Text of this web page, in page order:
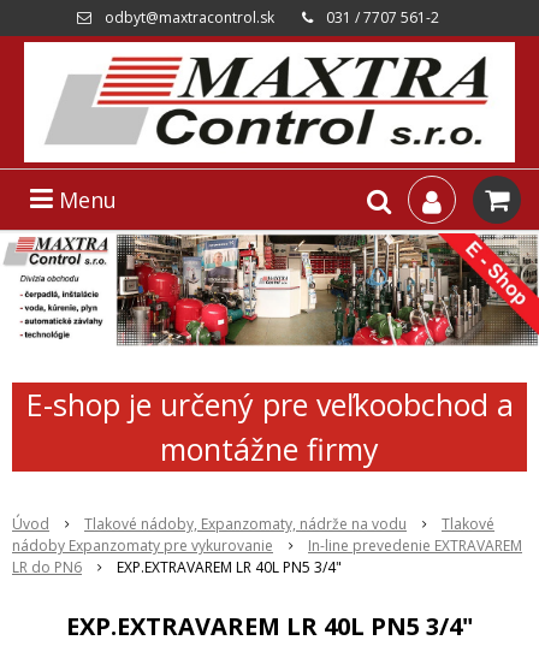
odbyt@maxtracontrol.sk 031 / 7707 561-2
Menu
E-shop je určený pre veľkoobchod a
montážne firmy
Úvod Tlakové nádoby, Expanzomaty, nádrže na vodu
Tlakové
nádoby Expanzomaty pre vykurovanie
In-line prevedenie EXTRAVAREM
LR do PN6
EXP.EXTRAVAREM LR 40L PN5 3/4"
EXP.EXTRAVAREM LR 40L PN5 3/4"